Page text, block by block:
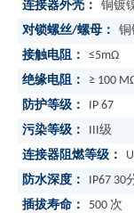
连接器外壳：
铜镀
对锁螺丝/螺母：
铜
接触电阻：
≤5mΩ
绝缘电阻：
≥ 100
防护等级：
IP 67
污染等级：
III级
连接器阻燃等级：
防水深度：
IP67 30
插拔寿命：
500 次